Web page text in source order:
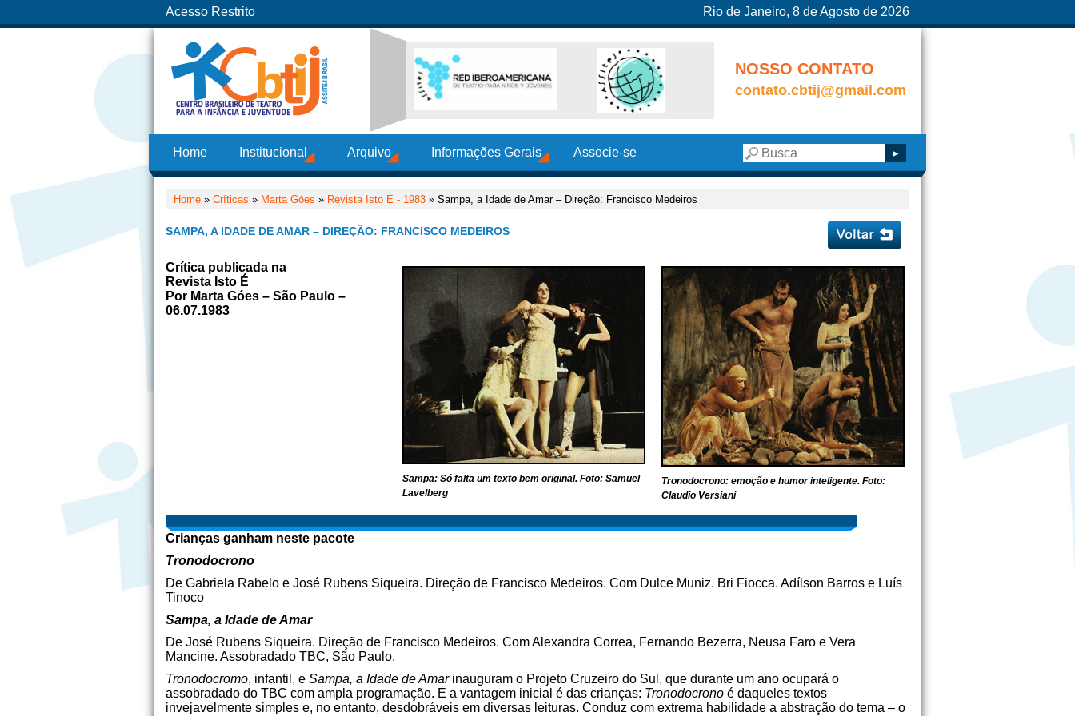
Acesso Restrito Rio de Janeiro, 8 de Agosto de 2026
NOSSO CONTATO
contato.cbtij@gmail.com
Home Institucional Arquivo Informações Gerais Associe-se
Home » Críticas » Marta Góes » Revista Isto É - 1983 » Sampa, a Idade de Amar – Direção: Francisco Medeiros
SAMPA, A IDADE DE AMAR – DIREÇÃO: FRANCISCO MEDEIROS
Tronodocrono: emoção e humor inteligente. Foto:
Claudio Versiani
Sampa: Só falta um texto bem original. Foto: Samuel
Lavelberg
Crítica publicada na
Revista Isto É
Por Marta Góes – São Paulo –
06.07.1983
Crianças ganham neste pacote
Tronodocrono
De Gabriela Rabelo e José Rubens Siqueira. Direção de Francisco Medeiros. Com Dulce Muniz. Bri Fiocca. Adílson Barros e Luís
Tinoco
Sampa, a Idade de Amar
De José Rubens Siqueira. Direção de Francisco Medeiros. Com Alexandra Correa, Fernando Bezerra, Neusa Faro e Vera
Mancine. Assobradado TBC, São Paulo.
Tronodocromo, infantil, e Sampa, a Idade de Amarinauguram o Projeto Cruzeiro do Sul, que durante um ano ocupará o
assobradado do TBC com ampla programação. E a vantagem inicial é das crianças: Tronodocrono é daqueles textos
invejavelmente simples e, no entanto, desdobráveis em diversas leituras. Conduz com extrema habilidade a abstração do tema – o